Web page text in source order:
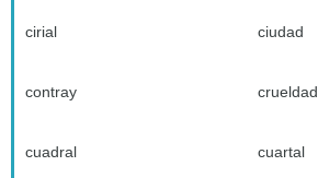
cirial ciudad
contray crueldad
cuadral cuartal